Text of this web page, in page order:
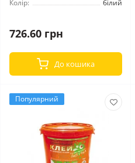
Колір:
білий
726.60 грн
До кошика
Популярний